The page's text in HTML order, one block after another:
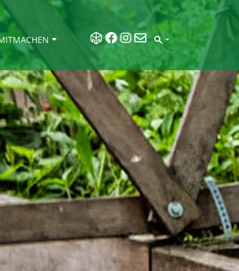
SEARCH